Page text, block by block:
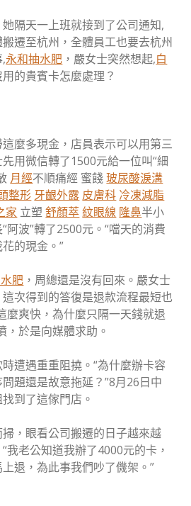
隔天一上班就接到了公司通知,
搬遷至杭州，全體員工也要去杭州
永和抽水肥 ，嚴女士突然想起,白
用的貴賓卡怎麼處理？
麼多現金，店員表示可以用第三
用微信轉了1500元給一位叫“細
月經不順痛經 蜜餞玻尿酸淚溝
整形 牙齦外露 皮膚科 冷凍減脂
家 立塑舒顏萃紋眼線 隆鼻半小
阿波”轉了2500元。“噹天的消費
的現金。”
肥 ，周總還是沒有回來。嚴女士
次得到的答復是退款流程最短也
麼爽快，為什麼只隔一天錢就退
，於是向媒體求助。
遭遇重重阻撓。“為什麼辦卡容
題還是故意拖延？”8月26日中
到了這傢門店。
，眼看公司搬遷的日子越來越
我老公知道我辦了4000元的卡，
退，為此事我們吵了僟架。”